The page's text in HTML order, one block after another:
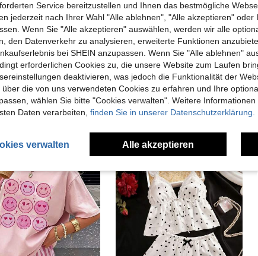
Hilfreich (0)
Bewertungen Ansehen
Auch Angeschaut
Service bereitzustellen und Ihnen das bestmögliche
jederzeit nach Ihrer Wahl "Alle ablehnen", "Alle akzeptieren" oder
Wenn Sie "Alle akzeptieren" auswählen, werden wir alle
den Datenverkehr zu analysieren, erweiterte Funktionen
bei SHEIN anzupassen. Wenn Sie "Alle ablehnen"
erforderlichen Cookies zu, die unsere Website zum Laufen
deaktivieren, was jedoch die Funktionalität der
über die von uns verwendeten Cookies zu erfahren und Ihre
wählen Sie bitte "Cookies verwalten". Weitere
Daten verarbeiten, finden Sie in unserer Datenschutzerklärung.
verwalten Alle akzeptieren